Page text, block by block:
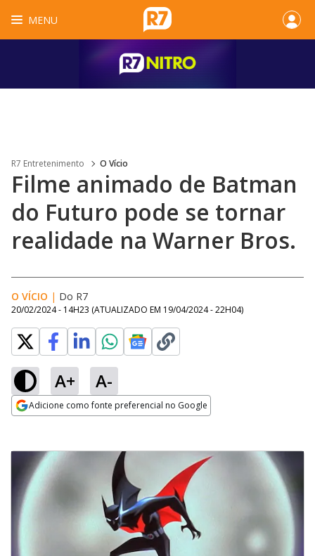
MENU
R7 Entretenimento O Vício
Filme animado de Batman
do Futuro pode se tornar
realidade na Warner Bros.
O VÍCIO | Do R7
20/02/2024 - 14H23 (ATUALIZADO EM 19/04/2024 - 22H04)
A+ A-
Adicione como fonte preferencial no Google